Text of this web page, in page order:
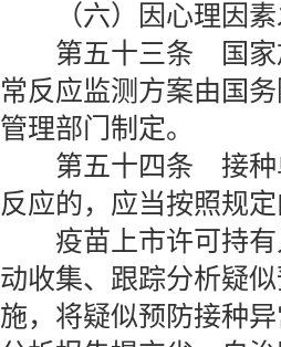
（六）因心理因素
第五十三条 国家加
常反应监测方案由国
管理部门制定。
第五十四条 接种单
反应的，应当按照规
疫苗上市许可持有
动收集、跟踪分析疑
施，将疑似预防接种